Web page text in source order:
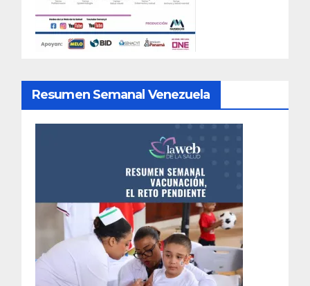
Resumen Semanal Venezuela